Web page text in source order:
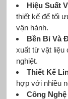
Hiệu Suất
thiết kế để tối
vận hành.
Bền Bỉ Và
xuất từ vật liệu
nghiệt.
Thiết Kế
hợp với nhiều
Công